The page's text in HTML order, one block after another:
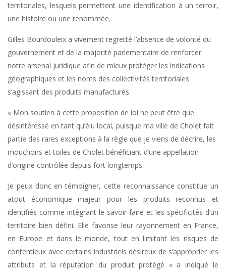
territoriales, lesquels permettent une identification à un terroir,
une histoire ou une renommée.
Gilles Bourdouleix a vivement regretté l’absence de volonté du
gouvernement et de la majorité parlementaire de renforcer
notre arsenal juridique afin de mieux protéger les indications
géographiques et les noms des collectivités territoriales
s’agissant des produits manufacturés.
« Mon soutien à cette proposition de loi ne peut être que
désintéressé en tant qu’élu local, puisque ma ville de Cholet fait
partie des rares exceptions à la règle que je viens de décrire, les
mouchoirs et toiles de Cholet bénéficiant d’une appellation
d’origine contrôlée depuis fort longtemps.
Je peux donc en témoigner, cette reconnaissance constitue un
atout économique majeur pour les produits reconnus et
identifiés comme intégrant le savoir-faire et les spécificités d’un
territoire bien défini. Elle favorise leur rayonnement en France,
en Europe et dans le monde, tout en limitant les risques de
contentieux avec certains industriels désireux de s’approprier les
attributs et la réputation du produit protégé » a indiqué le